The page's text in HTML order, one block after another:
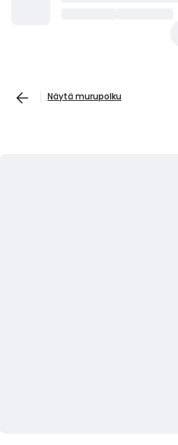
Näytä murupolku